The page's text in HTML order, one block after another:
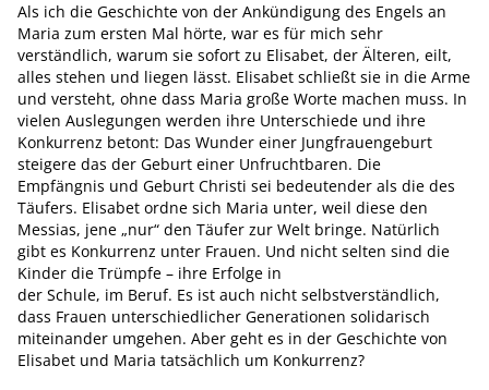
Als ich die Geschichte von der Ankündigung des Engels an
Maria zum ersten Mal hörte, war es für mich sehr
verständlich, warum sie sofort zu Elisabet, der Älteren, eilt,
alles stehen und liegen lässt. Elisabet schließt sie in die Arme
und versteht, ohne dass Maria große Worte machen muss. In
vielen Auslegungen werden ihre Unterschiede und ihre
Konkurrenz betont: Das Wunder einer Jungfrauengeburt
steigere das der Geburt einer Unfruchtbaren. Die
Empfängnis und Geburt Christi sei bedeutender als die des
Täufers. Elisabet ordne sich Maria unter, weil diese den
Messias, jene „nur“ den Täufer zur Welt bringe. Natürlich
gibt es Konkurrenz unter Frauen. Und nicht selten sind die
Kinder die Trümpfe – ihre Erfolge in
der Schule, im Beruf. Es ist auch nicht selbstverständlich,
dass Frauen unterschiedlicher Generationen solidarisch
miteinander umgehen. Aber geht es in der Geschichte von
Elisabet und Maria tatsächlich um Konkurrenz?